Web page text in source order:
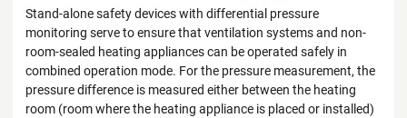
Stand-alone safety devices with differential pressure
monitoring serve to ensure that ventilation systems and non-
room-sealed heating appliances can be operated safely in
combined operation mode. For the pressure measurement, the
pressure difference is measured either between the heating
room (room where the heating appliance is placed or installed)